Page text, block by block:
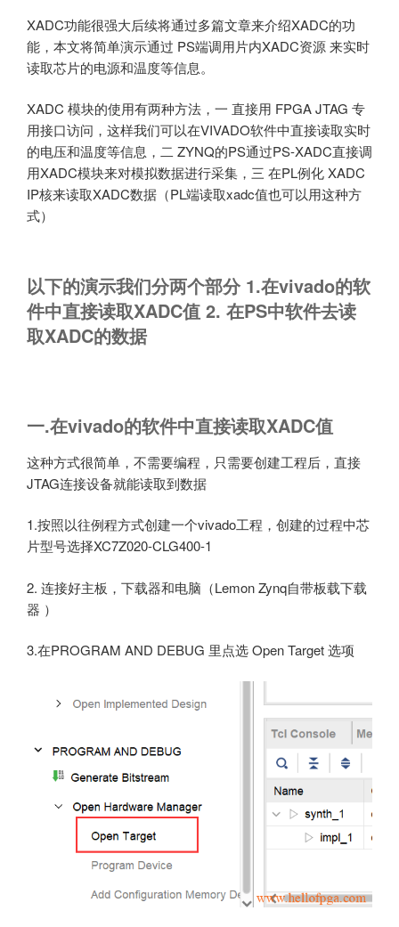
XADC功能很强大后续将通过多篇文章来介绍XADC的功
能，本文将简单演示通过 PS端调用片内XADC资源 来实时
读取芯片的电源和温度等信息。
XADC 模块的使用有两种方法，一 直接用 FPGA JTAG 专
用接口访问，这样我们可以在VIVADO软件中直接读取实时
的电压和温度等信息，二 ZYNQ的PS通过PS-XADC直接调
用XADC模块来对模拟数据进行采集，三 在PL例化 XADC
IP核来读取XADC数据（PL端读取xadc值也可以用这种方
式）
以下的演示我们分两个部分 1.在vivado的软
件中直接读取XADC值 2. 在PS中软件去读
取XADC的数据
一.在vivado的软件中直接读取XADC值
这种方式很简单，不需要编程，只需要创建工程后，直接
JTAG连接设备就能读取到数据
1.按照以往例程方式创建一个vivado工程，创建的过程中芯
片型号选择XC7Z020-CLG400-1
2. 连接好主板，下载器和电脑（Lemon Zynq自带板载下载
器 ）
3.在PROGRAM AND DEBUG 里点选 Open Target 选项